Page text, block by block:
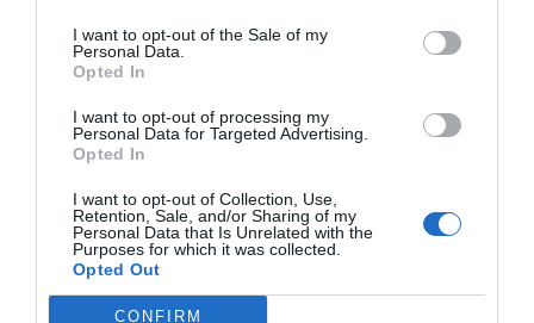
I want to opt-out of the Sale of my
Personal Data.
Opted In
I want to opt-out of processing my
Personal Data for Targeted Advertising.
Opted In
I want to opt-out of Collection, Use,
Retention, Sale, and/or Sharing of my
Personal Data that Is Unrelated with the
Purposes for which it was collected.
Opted Out
CONFIRM
los que la compañía ya ha efectuado y puesto en
práctica: "El agua es uno de los recursos naturales más
que damos por sentado demasiado a menudo. Durante
años nos hemos centrado en reducir el uso del agua en
consumidores a utilizar menos agua en el hogar, pero hay
mucho más que podemos hacer".
Todo esto va en relación con uno de los objetivos que le